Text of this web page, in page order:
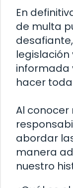
En
de multa
informada
hacer
Al conocer
abordar
manera
nuestro